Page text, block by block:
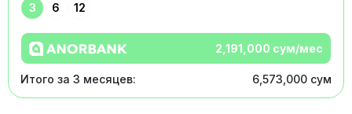
3 6 12
2,191,000 сум/мес
Итого за 3 месяцев: 6,573,000 сум